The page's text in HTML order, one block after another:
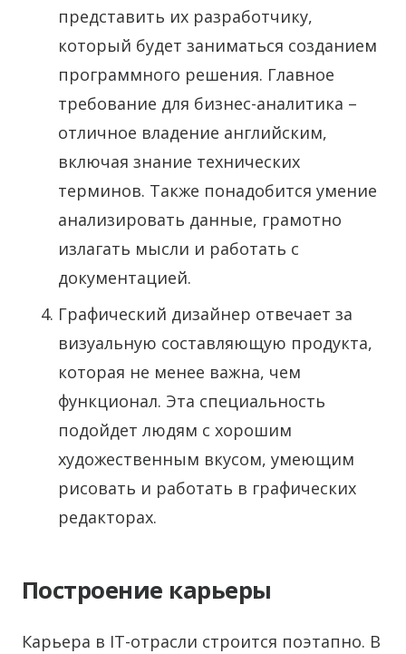
представить их разработчику,
который будет заниматься созданием
программного решения. Главное
требование для бизнес-аналитика –
отличное владение английским,
включая знание технических
терминов. Также понадобится умение
анализировать данные, грамотно
излагать мысли и работать с
документацией.
Графический дизайнер отвечает за
визуальную составляющую продукта,
которая не менее важна, чем
функционал. Эта специальность
подойдет людям с хорошим
художественным вкусом, умеющим
рисовать и работать в графических
редакторах.
Построение карьеры
Карьера в IT-отрасли строится поэтапно. В